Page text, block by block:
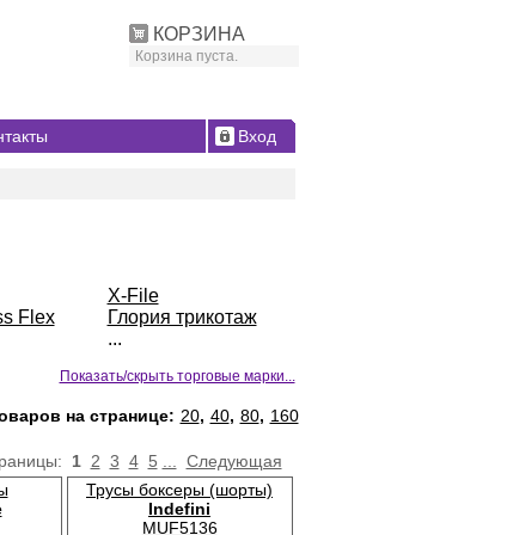
КОРЗИНА
Корзина пуста.
Вход
Flex
X-File
Глория трикотаж
...
Показать/скрыть торговые марки...
на странице: 20, 40, 80, 160
1 2 3 4 5 Следующая
Трусы боксеры (шорты)
Indefini
MUF5136